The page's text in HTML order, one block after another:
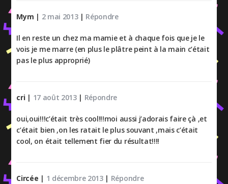
Mym | 2 mai 2013| Répondre
Il en reste un chez ma mamie et à chaque fois que je le
vois je me marre (en plus le plâtre peint à la main c’était
pas le plus approprié)
cri | 17 août 2013| Répondre
oui,oui!!!c’était très cool!!!moi aussi j’adorais faire çà ,et
c’était bien ,on les ratait le plus souvant ,mais c’était
cool, on était tellement fier du résultat!!!!
Circée | 1 décembre 2013| Répondre